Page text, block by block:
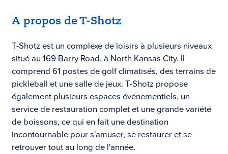
A propos de T-Shotz
T-Shotz est un complexe de loisirs à plusieurs niveaux
situé au 169 Barry Road, à North Kansas City. Il
comprend 61 postes de golf climatisés, des terrains de
pickleball et une salle de jeux. T-Shotz propose
également plusieurs espaces événementiels, un
service de restauration complet et une grande variété
de boissons, ce qui en fait une destination
incontournable pour s'amuser, se restaurer et se
retrouver tout au long de l'année.